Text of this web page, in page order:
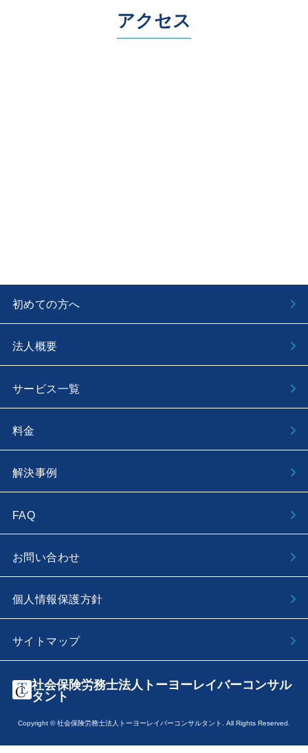
アクセス
社会保険労務士法人トーヨーレイバーコンサル
タント
初めての方へ
法人概要
サービス一覧
料金
解決事例
FAQ
お問い合わせ
個人情報保護方針
サイトマップ
Copyright © 社会保険労務士法人トーヨーレイバーコンサルタント. All Rights Reserved.